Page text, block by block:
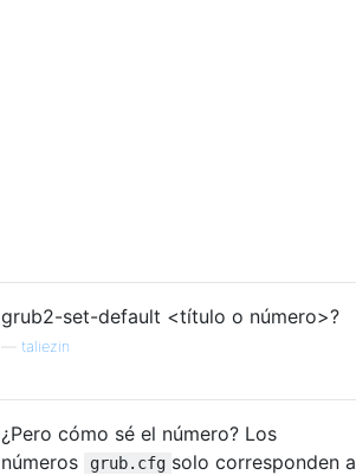
grub2-set-default <título o número>?
taliezin
¿Pero cómo sé el número? Los
números
grub.cfg solo corresponden a